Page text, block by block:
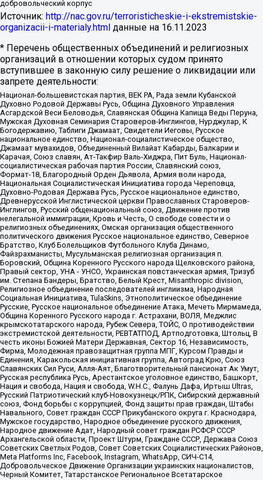
добровольческий корпус
Источник: http://nac.gov.ru/terroristicheskie-i-ekstremistskie-
organizacii-i-materialy.html данные на 16.11.2023
* Перечень общественных объединений и религиозных
организаций в отношении которых судом принято
вступившее в законную силу решение о ликвидации или
запрете деятельности:
Национал-большевистская партия, ВЕК РА, Рада земли Кубанской
Духовно Родовой Державы Русь, Община Духовного Управления
Асгардской Веси Беловодья, Славянская Община Капища Веды Перуна,
Мужская Духовная Семинария Староверов-Инглингов, Нурджулар, К
Богодержавию, Таблиги Джамаат, Свидетели Иеговы, Русское
национальное единство, Национал-социалистическое общество,
Джамаат мувахидов, Объединенный Вилайат Кабарды, Балкарии и
Карачая, Союз славян, Ат-Такфир Валь-Хиджра, Пит Буль, Национал-
социалистическая рабочая партия России, Славянский союз,
Формат-18, Благородный Орден Дьявола, Армия воли народа,
Национальная Социалистическая Инициатива города Череповца,
Духовно-Родовая Держава Русь, Русское национальное единство,
Древнерусской Инглистической церкви Православных Староверов-
Инглингов, Русский общенациональный союз, Движение против
нелегальной иммиграции, Кровь и Честь, О свободе совести и о
религиозных объединениях, Омская организация общественного
политического движения Русское национальное единство, Северное
Братство, Клуб Болельщиков Футбольного Клуба Динамо,
Файзрахманисты, Мусульманская религиозная организация п.
Боровский, Община Коренного Русского народа Щелковского района,
Правый сектор, УНА - УНСО, Украинская повстанческая армия, Тризуб
им. Степана Бандеры, Братство, Белый Крест, Misanthropic division,
Религиозное объединение последователей инглиизма, Народная
Социальная Инициатива, TulaSkins, Этнополитическое объединение
Русские, Русское национальное объединение Атака, Мечеть Мирмамеда,
Община Коренного Русского народа г. Астрахани, ВОЛЯ, Меджлис
крымскотатарского народа, Рубеж Севера, ТОЙС, О противодействии
экстремистской деятельности, РЕВТАТПОД, Артподготовка, Штольц, В
честь иконы Божией Матери Державная, Сектор 16, Независимость,
Фирма, Молодежная правозащитная группа МПГ, Курсом Правды и
Единения, Каракольская инициативная группа, Автоград Крю, Союз
Славянских Сил Руси, Алля-Аят, Благотворительный пансионат Ак Умут,
Русская республика Русь, Арестантское уголовное единство, Башкорт,
Нация и свобода, Нация и свобода, W.H.С., Фалунь Дафа, Иртыш Ultras,
Русский Патриотический клуб-Новокузнецк/РПК, Сибирский державный
союз, Фонд борьбы с коррупцией, Фонд защиты прав граждан, Штабы
Навального, Совет граждан СССР Прикубанского округа г. Краснодара,
Мужское государство, Народное объединение русского движения,
Народное движение Адат, Народный совет граждан РСФСР СССР
Архангельской области, Проект Штурм, Граждане СССР, Держава Союз
Советских Светлых Родов, Совет Советских Социалистических Районов,
Meta Platforms Inc, Facebook, Instagram, WhatsApp, СИЧ-С14,
Добровольческое Движение Организации украинских националистов,
Черный Комитет, Татарстанское Региональное Всетатарское